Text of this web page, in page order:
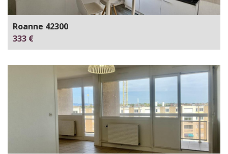
Roanne 42300
333 €